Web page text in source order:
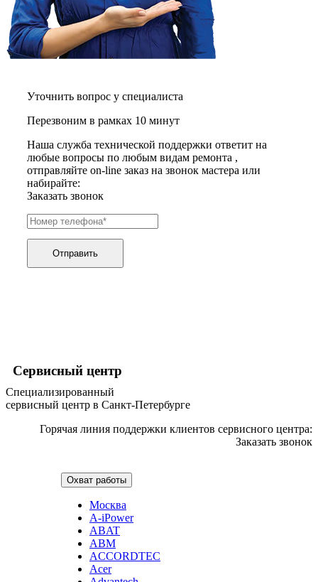
грелок
грелок для ног
грелок для спины и шеи
греющих кабелей
грилей
громкоговорителей
hd камер
hi-fi
хлебопечек
хлеборезок
холодильников
холодильников для молока
homepod
хромбуков
инерционных массажеров
инфузионных насосов
ингаляторов
инкубаторов
инспекционных камер, видеоскопов
инструментов для опресовки труб
интерактивных панелей, цифровых постеров
интерактивных дисплеев
интерактивных комплексов
интерфейсных модулей
инверторов
ионизаторов
ip телефонов
ipad
Уточнить вопрос у специалиста
Перезвоним в рамках 10 минут
Наша служба технической поддержки ответит на
любые вопросы по любым видам ремонта ,
отправляйте on-line заказ на звонок мастера или
набирайте:
Заказать звонок
Отправить
Сервисный центр
Специализированный
сервисный центр в Санкт-Петербурге
Горячая линия поддержки клиентов сервисного центра:
Заказать звонок
Охват работы
Москва
A-iPower
ABAT
ABM
ACCORDTEC
Acer